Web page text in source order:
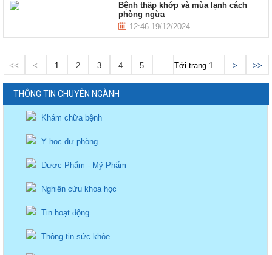
Bệnh thấp khớp và mùa lạnh cách
phòng ngừa
12:46 19/12/2024
<< < 1 2 3 4 5 ... Tới trang > >>
THÔNG TIN CHUYÊN NGÀNH
Khám chữa bệnh
Y học dự phòng
Dược Phẩm - Mỹ Phẩm
Nghiên cứu khoa học
Tin hoạt động
Thông tin sức khỏe